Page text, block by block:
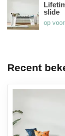
slide
op
Recent